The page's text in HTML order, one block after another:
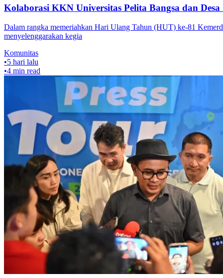
Kolaborasi KKN Universitas Pelita Bangsa dan
Dalam rangka memeriahkan Hari Ulang Tahun (HUT) ke-81
menyelenggarakan kegia
Komunitas
•5 hari lalu
•4 min read